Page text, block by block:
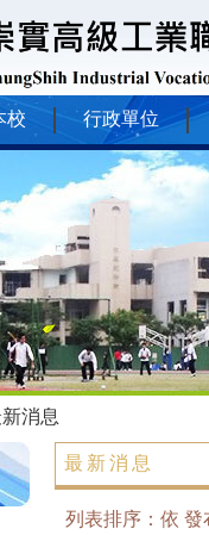
校 行政單位
消息
最新消息
列表排序：依 發